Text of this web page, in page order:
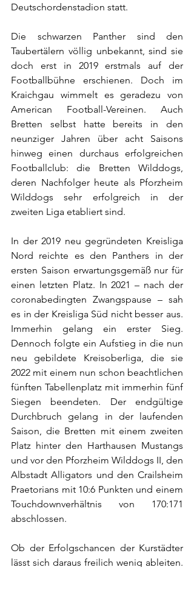
Deutschordenstadion statt.
Die schwarzen Panther sind den
Taubertälern völlig unbekannt, sind sie
doch erst in 2019 erstmals auf der
Footballbühne erschienen. Doch im
Kraichgau wimmelt es geradezu von
American Football-Vereinen. Auch
Bretten selbst hatte bereits in den
neunziger Jahren über acht Saisons
hinweg einen durchaus erfolgreichen
Footballclub: die Bretten Wilddogs,
deren Nachfolger heute als Pforzheim
Wilddogs sehr erfolgreich in der
zweiten Liga etabliert sind.
In der 2019 neu gegründeten Kreisliga
Nord reichte es den Panthers in der
ersten Saison erwartungsgemäß nur für
einen letzten Platz. In 2021 – nach der
coronabedingten Zwangspause – sah
es in der Kreisliga Süd nicht besser aus.
Immerhin gelang ein erster Sieg.
Dennoch folgte ein Aufstieg in die nun
neu gebildete Kreisoberliga, die sie
2022 mit einem nun schon beachtlichen
fünften Tabellenplatz mit immerhin fünf
Siegen beendeten. Der endgültige
Durchbruch gelang in der laufenden
Saison, die Bretten mit einem zweiten
Platz hinter den Harthausen Mustangs
und vor den Pforzheim Wilddogs II, den
Albstadt Alligators und den Crailsheim
Praetorians mit 10:6 Punkten und einem
Touchdownverhältnis von 170:171
abschlossen.
Ob der Erfolgschancen der Kurstädter
lässt sich daraus freilich wenig ableiten.